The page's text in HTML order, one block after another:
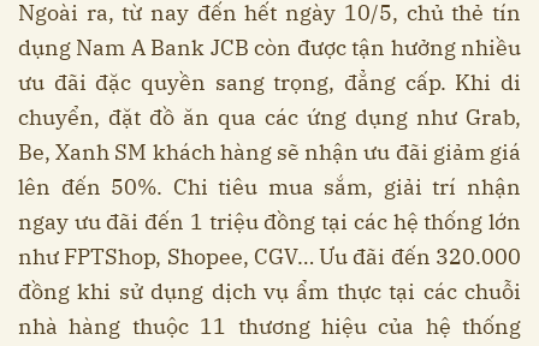
Ngoài ra, từ nay đến hết ngày 10/5, chủ thẻ tín
dụng Nam A Bank JCB còn được tận hưởng nhiều
ưu đãi đặc quyền sang trọng, đẳng cấp. Khi di
chuyển, đặt đồ ăn qua các ứng dụng như Grab,
Be, Xanh SM khách hàng sẽ nhận ưu đãi giảm giá
lên đến 50%. Chi tiêu mua sắm, giải trí nhận
ngay ưu đãi đến 1 triệu đồng tại các hệ thống lớn
như FPTShop, Shopee, CGV… Ưu đãi đến 320.000
đồng khi sử dụng dịch vụ ẩm thực tại các chuỗi
nhà hàng thuộc 11 thương hiệu của hệ thống